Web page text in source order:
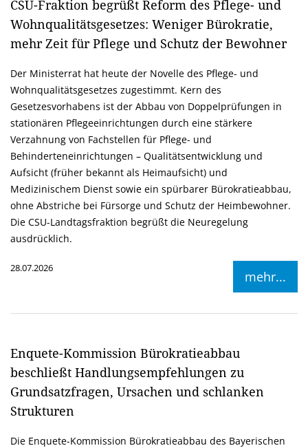
CSU-Fraktion begrüßt Reform des Pflege- und
Wohnqualitätsgesetzes: Weniger Bürokratie,
mehr Zeit für Pflege und Schutz der Bewohner
Der Ministerrat hat heute der Novelle des Pflege- und
Wohnqualitätsgesetzes zugestimmt. Kern des
Gesetzesvorhabens ist der Abbau von Doppelprüfungen in
stationären Pflegeeinrichtungen durch eine stärkere
Verzahnung von Fachstellen für Pflege- und
Behinderteneinrichtungen – Qualitätsentwicklung und
Aufsicht (früher bekannt als Heimaufsicht) und
Medizinischem Dienst sowie ein spürbarer Bürokratieabbau,
ohne Abstriche bei Fürsorge und Schutz der Heimbewohner.
Die CSU-Landtagsfraktion begrüßt die Neuregelung
ausdrücklich.
28.07.2026
mehr...
Enquete-Kommission Bürokratieabbau
beschließt Handlungsempfehlungen zu
Grundsatzfragen, Ursachen und schlanken
Strukturen
Die Enquete-Kommission Bürokratieabbau des Bayerischen